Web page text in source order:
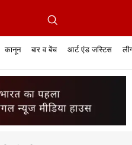
सुप्रीम कोर्ट हाईकोर्ट
एंड लॉ केस स्टेटस
कानून
व्यापार में कानून फिल्में और कानून
बार व बेंच
बार एसोसिएशन बार
आर्ट एंड जस्टिस
जस्टिस एंड जस्टिस